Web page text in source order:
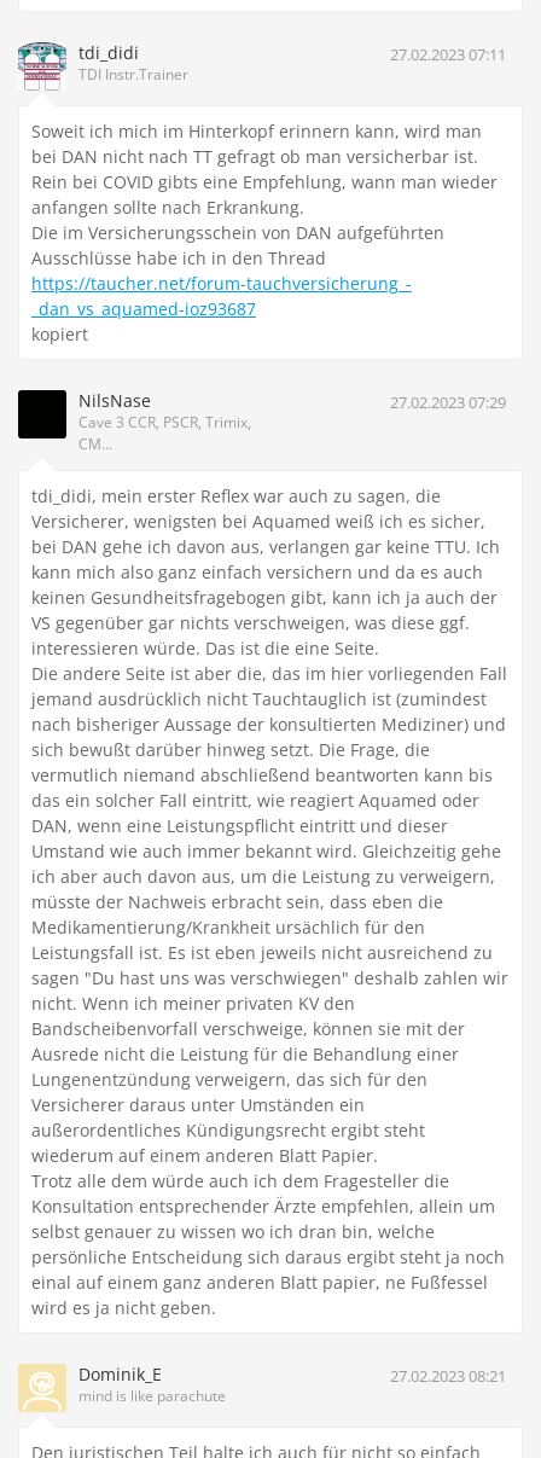
tdi_didi
TDI Instr.Trainer
27.02.2023 07:11
Soweit ich mich im Hinterkopf erinnern kann, wird man
bei DAN nicht nach TT gefragt ob man versicherbar ist.
Rein bei COVID gibts eine Empfehlung, wann man wieder
anfangen sollte nach Erkrankung.
Die im Versicherungsschein von DAN aufgeführten
Ausschlüsse habe ich in den Thread
https://taucher.net/forum-tauchversicherung_-
_dan_vs_aquamed-ioz93687
kopiert
NilsNase
Cave 3 CCR, PSCR, Trimix,
CM...
27.02.2023 07:29
tdi_didi, mein erster Reflex war auch zu sagen, die
Versicherer, wenigsten bei Aquamed weiß ich es sicher,
bei DAN gehe ich davon aus, verlangen gar keine TTU. Ich
kann mich also ganz einfach versichern und da es auch
keinen Gesundheitsfragebogen gibt, kann ich ja auch der
VS gegenüber gar nichts verschweigen, was diese ggf.
interessieren würde. Das ist die eine Seite.
Die andere Seite ist aber die, das im hier vorliegenden Fall
jemand ausdrücklich nicht Tauchtauglich ist (zumindest
nach bisheriger Aussage der konsultierten Mediziner) und
sich bewußt darüber hinweg setzt. Die Frage, die
vermutlich niemand abschließend beantworten kann bis
das ein solcher Fall eintritt, wie reagiert Aquamed oder
DAN, wenn eine Leistungspflicht eintritt und dieser
Umstand wie auch immer bekannt wird. Gleichzeitig gehe
ich aber auch davon aus, um die Leistung zu verweigern,
müsste der Nachweis erbracht sein, dass eben die
Medikamentierung/Krankheit ursächlich für den
Leistungsfall ist. Es ist eben jeweils nicht ausreichend zu
sagen "Du hast uns was verschwiegen" deshalb zahlen wir
nicht. Wenn ich meiner privaten KV den
Bandscheibenvorfall verschweige, können sie mit der
Ausrede nicht die Leistung für die Behandlung einer
Lungenentzündung verweigern, das sich für den
Versicherer daraus unter Umständen ein
außerordentliches Kündigungsrecht ergibt steht
wiederum auf einem anderen Blatt Papier.
Trotz alle dem würde auch ich dem Fragesteller die
Konsultation entsprechender Ärzte empfehlen, allein um
selbst genauer zu wissen wo ich dran bin, welche
persönliche Entscheidung sich daraus ergibt steht ja noch
einal auf einem ganz anderen Blatt papier, ne Fußfessel
wird es ja nicht geben.
Dominik_E
mind is like parachute
27.02.2023 08:21
Den juristischen Teil halte ich auch für nicht so einfach